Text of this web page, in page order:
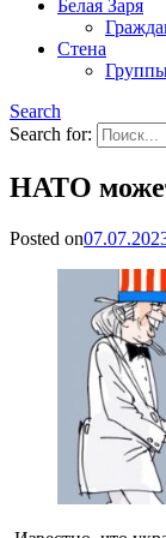
Белая Заря
Стена
Search
Search for:
НАТО
Posted on